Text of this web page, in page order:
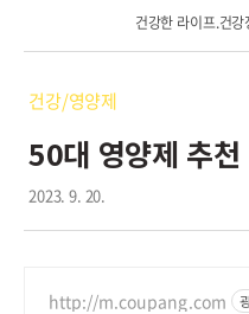
건강한 라이프.건
건강/영양제
50대 영양제 추
2023. 9. 20.
http://m.coupang.com